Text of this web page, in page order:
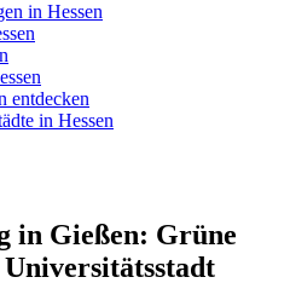
in Hessen
entdecken
in Hessen
in Gießen: Grüne